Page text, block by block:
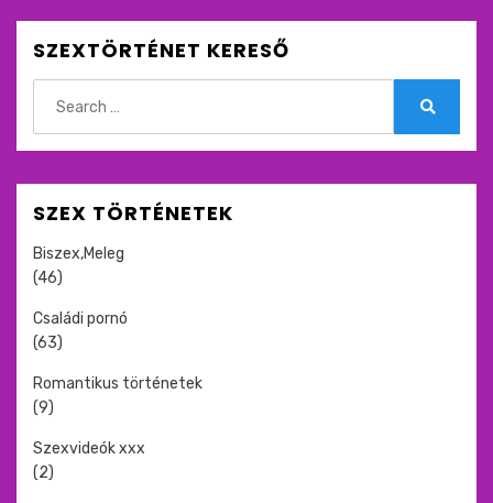
SZEXTÖRTÉNET KERESŐ
for:
SZEX TÖRTÉNETEK
Biszex,Meleg
(46)
Családi pornó
(63)
Romantikus történetek
(9)
Szexvideók xxx
(2)